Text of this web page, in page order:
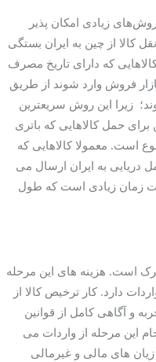
زیادی امکان پذیر
از چین به ایران بستگی
که دارای تاریخ مصرف
فروش وارد شوند از طریق
زیرا این روش سریعترین
حمل کالاهایی که باتری
است. معمولا کالاهایی که
دریایی به ایران ارسال می
زمان زیادی است که طول
است. هزینه های این مرحله
دارد. کار ترخیص کالا از
و آگاهی کامل از قوانین
این مرحله از واردات می
زیان های مالی و غیرمالی